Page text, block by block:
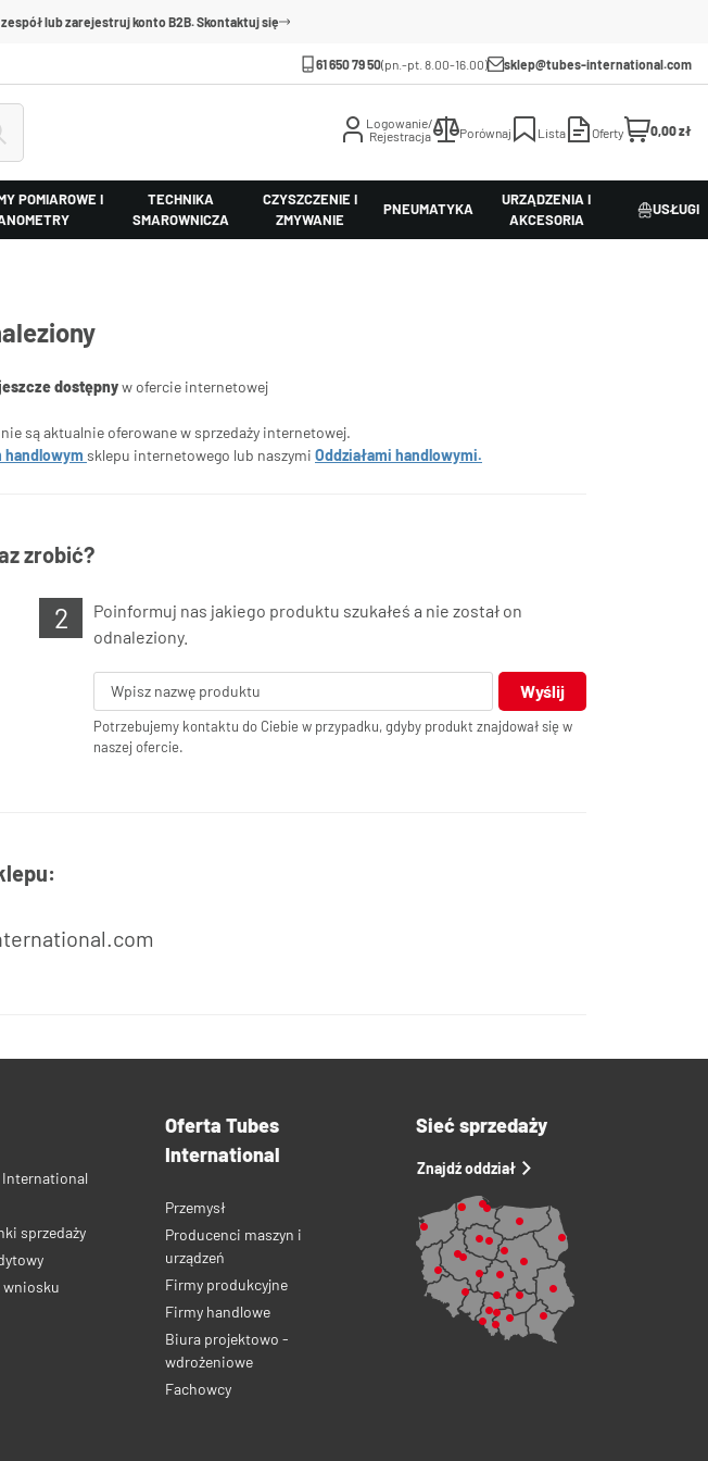
lub zarejestruj konto B2B. Skontaktuj się
61 650 79 50(pn.-pt. 8.00-16.00) sklep@tubes-international.com
z mosiądzu
Logowanie/
Rejestracja
Porównaj Lista Oferty 0,00 zł
POMIAROWE I
TECHNIKA
SMAROWNICZA
CZYSZCZENIE I
ZMYWANIE
PNEUMATYKA
URZĄDZENIA I
AKCESORIA
USŁUGI
dostępnyw ofercie internetowej
nie są aktualnie oferowane w sprzedaży internetowej.
handlowym sklepu internetowego lub naszymi Oddziałami handlowymi.
zrobić?
Poinformuj nas jakiego produktu szukałeś a nie został on
odnaleziony.
Wyślij
Potrzebujemy kontaktu do Ciebie w przypadku, gdyby produkt znajdował się w
naszej ofercie.
International
sprzedaży
wniosku
Oferta Tubes
International
Przemysł
Producenci maszyn i
urządzeń
Firmy produkcyjne
Firmy handlowe
Biura projektowo -
wdrożeniowe
Fachowcy
Sieć sprzedaży
Znajdź oddział